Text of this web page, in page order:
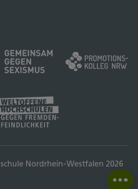
Nordrhein-Westfalen 2026